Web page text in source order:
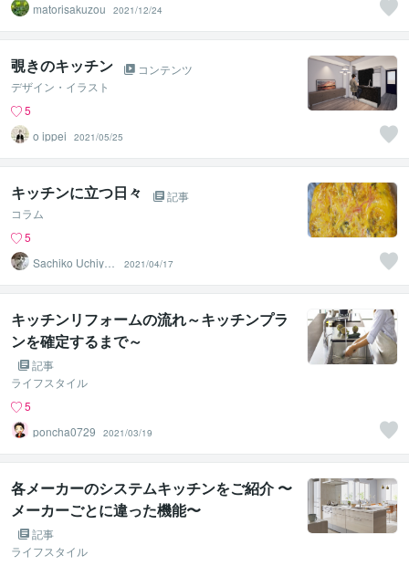
matorisakuzou
2021/12/24
覗きのキッチン
コンテンツ
デザイン・イラスト
5
o ippei
2021/05/25
キッチンに立つ日々
記事
コラム
5
Sachiko Uchiya
2021/04/17
キッチンリフォームの流れ～キッチンプラ
ンを確定するまで～
記事
ライフスタイル
5
poncha0729
2021/03/19
各メーカーのシステムキッチンをご紹介 〜
メーカーごとに違った機能〜
記事
ライフスタイル